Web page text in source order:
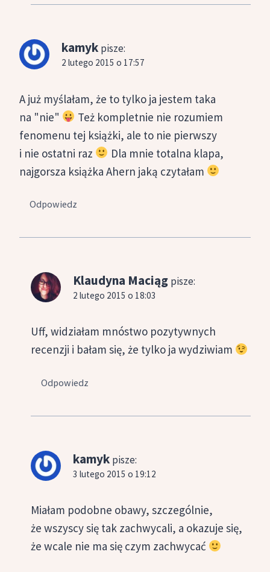
kamyk pisze:
2 lutego 2015 o 17:57
A już myślałam, że to tylko ja jestem taka
na "nie"
Też kompletnie nie rozumiem
fenomenu tej książki, ale to nie pierwszy
i nie ostatni raz
Dla mnie totalna klapa,
najgorsza książka Ahern jaką czytałam
Odpowiedz
Klaudyna Maciąg pisze:
2 lutego 2015 o 18:03
Uff, widziałam mnóstwo pozytywnych
recenzji i bałam się, że tylko ja wydziwiam
Odpowiedz
kamyk pisze:
3 lutego 2015 o 19:12
Miałam podobne obawy, szczególnie,
że wszyscy się tak zachwycali, a okazuje się,
że wcale nie ma się czym zachwycać